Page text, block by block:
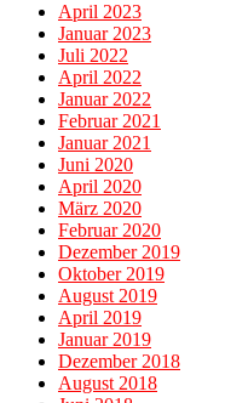
April 2023
Januar 2023
Juli 2022
April 2022
Januar 2022
Februar 2021
Januar 2021
Juni 2020
April 2020
März 2020
Februar 2020
Dezember 2019
Oktober 2019
August 2019
April 2019
Januar 2019
Dezember 2018
August 2018